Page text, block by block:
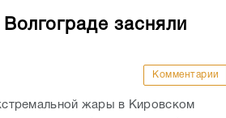
засняли
Комментарии
жары в Кировском